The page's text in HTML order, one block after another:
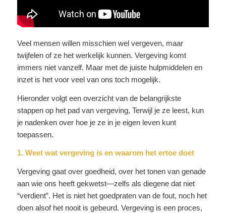
Veel mensen willen misschien wel vergeven, maar
twijfelen of ze het werkelijk kunnen. Vergeving komt
immers niet vanzelf. Maar met de juiste hulpmiddelen en
inzet is het voor veel van ons toch mogelijk.
Hieronder volgt een overzicht van de belangrijkste
stappen op het pad van vergeving, Terwijl je ze leest, kun
je nadenken over hoe je ze in je eigen leven kunt
toepassen.
1. Weet wat vergeving is en waarom het ertoe doet
Vergeving gaat over goedheid, over het tonen van genade
aan wie ons heeft gekwetst—zelfs als diegene dat niet
“verdient”. Het is niet het goedpraten van de fout, noch het
doen alsof het nooit is gebeurd. Vergeving is een proces,